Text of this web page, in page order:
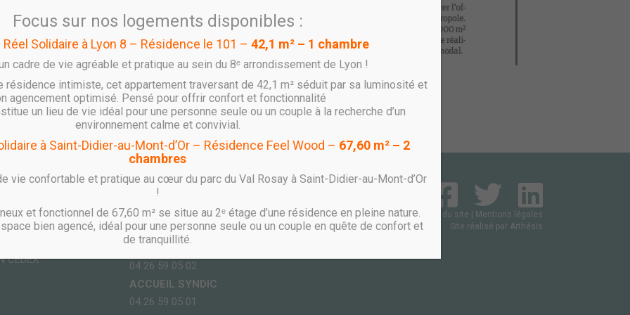
CEDEX
TÉLÉPHONE
ACCUEIL COMMERCIAL
04 26 59 05 23
ACCUEIL LOCATIF
04 26 59 05 02
ACCUEIL SYNDIC
04 26 59 05 01
Plan du site
Mentions légales
Site réalisé par Arthésis
Focus sur nos logements disponibles :
Réel Solidaire à Lyon 8 – Résidence le 101 – 42,1 m² – 1 chambre
cadre de vie agréable et pratique au sein du 8ᵉ arrondissement de Lyon !
résidence intimiste, cet appartement traversant de 42,1 m² séduit par sa luminosité et
agencement optimisé. Pensé pour offrir confort et fonctionnalité
un lieu de vie idéal pour une personne seule ou un couple à la recherche d’un
environnement calme et convivial.
à Saint-Didier-au-Mont-d’Or – Résidence Feel Wood – 67,60 m² – 2
chambres
vie confortable et pratique au cœur du parc du Val Rosay à Saint-Didier-au-Mont-d’Or
!
et fonctionnel de 67,60 m² se situe au 2ᵉ étage d’une résidence en pleine nature.
bien agencé, idéal pour une personne seule ou un couple en quête de confort et
de tranquillité.